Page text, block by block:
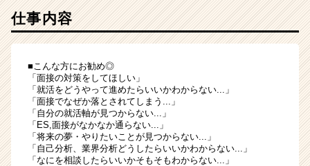
仕事内容
■こんな方にお勧め◎
「面接の対策をしてほしい」
「就活をどうやって進めたらいいかわからない...」
「面接でなぜか落とされてしまう...」
「自分の就活軸が見つからない...」
「ES,面接がなかなか通らない...」
「将来の夢・やりたいことが見つからない...」
「自己分析、業界分析どうしたらいいかわからない...」
「なにを相談したらいいかそもそもわからない...」